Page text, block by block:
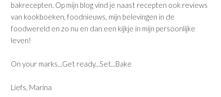
bakrecepten. Op mijn blog vind je naast recepten ook reviews
van kookboeken, foodnieuws, mijn belevingen in de
foodwereld en zo nu en dan een kijkje in mijn persoonlijke
leven!
On your marks...Get ready...Set...Bake
Liefs, Marina